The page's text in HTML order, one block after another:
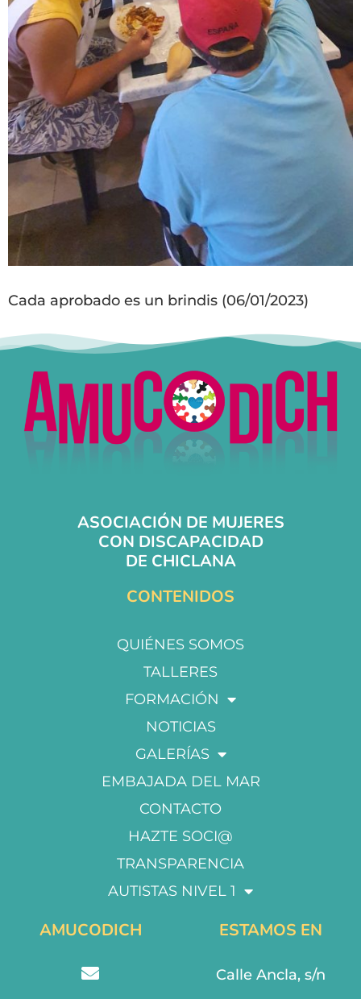
Cada aprobado es un brindis (06/01/2023)
ASOCIACIÓN DE MUJERES
CON DISCAPACIDAD
DE CHICLANA
CONTENIDOS
QUIÉNES SOMOS
TALLERES
FORMACIÓN
NOTICIAS
GALERÍAS
EMBAJADA DEL MAR
CONTACTO
HAZTE SOCI@
TRANSPARENCIA
AUTISTAS NIVEL 1
AMUCODICH ESTAMOS EN
Calle Ancla, s/n